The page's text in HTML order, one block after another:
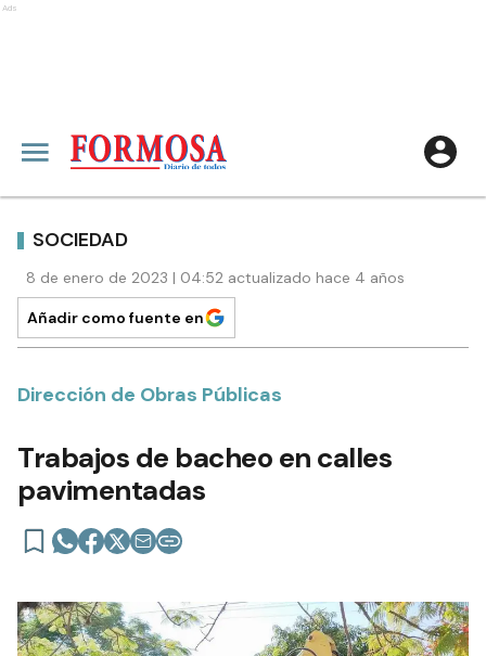
Ads
SOCIEDAD
8 de enero de 2023 | 04:52 actualizado hace 4 años
Añadir como fuente en
Dirección de Obras Públicas
Trabajos de bacheo en calles
pavimentadas